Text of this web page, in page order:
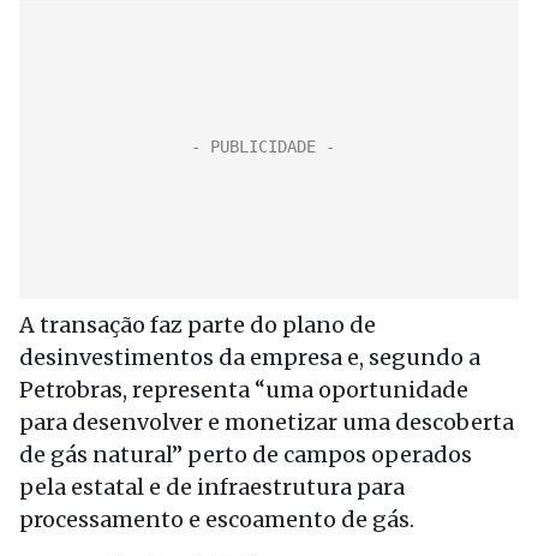
A transação faz parte do plano de
desinvestimentos da empresa e, segundo a
Petrobras, representa “uma oportunidade
para desenvolver e monetizar uma descoberta
de gás natural” perto de campos operados
pela estatal e de infraestrutura para
processamento e escoamento de gás.